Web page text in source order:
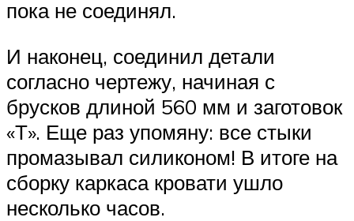
пока не соединял.
И наконец, соединил детали
согласно чертежу, начиная с
брусков длиной 560 мм и заготовок
«Т». Еще раз упомяну: все стыки
промазывал силиконом! В итоге на
сборку каркаса кровати ушло
несколько часов.